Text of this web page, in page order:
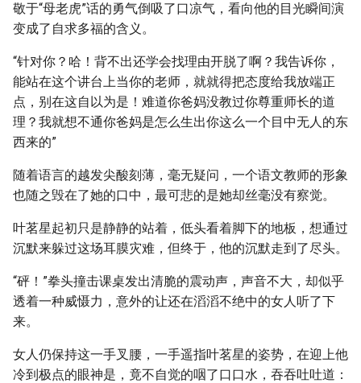
敬于“母老虎”话的勇气倒吸了口凉气，看向他的目光瞬间演
变成了自求多福的含义。
“针对你？哈！背不出还学会找理由开脱了啊？我告诉你，
能站在这个讲台上当你的老师，就就得把态度给我放端正
点，别在这自以为是！难道你爸妈没教过你尊重师长的道
理？我就想不通你爸妈是怎么生出你这么一个目中无人的东
西来的”
随着语言的越发尖酸刻薄，毫无疑问，一个语文教师的形象
也随之毁在了她的口中，最可悲的是她却丝毫没有察觉。
叶茗星起初只是静静的站着，低头看着脚下的地板，想通过
沉默来躲过这场耳膜灾难，但终于，他的沉默走到了尽头。
“砰！”拳头撞击课桌发出清脆的震动声，声音不大，却似乎
透着一种威慑力，意外的让还在滔滔不绝中的女人听了下
来。
女人仍保持这一手叉腰，一手遥指叶茗星的姿势，在迎上他
冷到极点的眼神是，竟不自觉的咽了口口水，吞吞吐吐道：